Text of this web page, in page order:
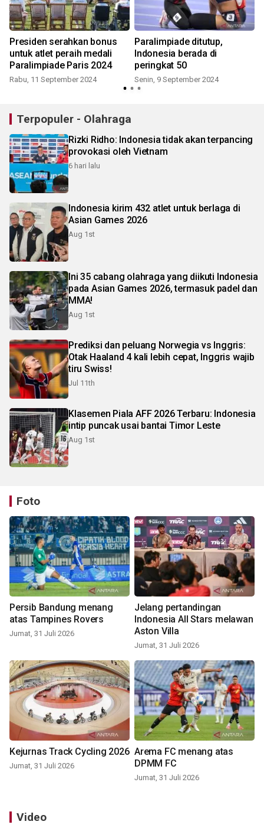
Presiden serahkan bonus
untuk atlet peraih medali
Paralimpiade Paris 2024
Rabu, 11 September 2024
Paralimpiade ditutup,
Indonesia berada di
peringkat 50
Senin, 9 September 2024
Terpopuler - Olahraga
Rizki Ridho: Indonesia tidak akan terpancing
provokasi oleh Vietnam
6 hari lalu
Indonesia kirim 432 atlet untuk berlaga di
Asian Games 2026
Aug 1st
Ini 35 cabang olahraga yang diikuti Indonesia
pada Asian Games 2026, termasuk padel dan
MMA!
Aug 1st
Prediksi dan peluang Norwegia vs Inggris:
Otak Haaland 4 kali lebih cepat, Inggris wajib
tiru Swiss!
Jul 11th
Klasemen Piala AFF 2026 Terbaru: Indonesia
intip puncak usai bantai Timor Leste
Aug 1st
Foto
Persib Bandung menang
atas Tampines Rovers
Jumat, 31 Juli 2026
Jelang pertandingan
Indonesia All Stars melawan
Aston Villa
Jumat, 31 Juli 2026
Kejurnas Track Cycling 2026
Jumat, 31 Juli 2026
Arema FC menang atas
DPMM FC
Jumat, 31 Juli 2026
Video